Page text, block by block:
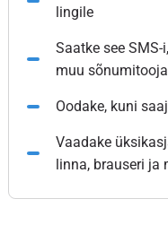
lingile
Saatke see
muu
Oodake, kuni
Vaadake
linna, brauseri ja